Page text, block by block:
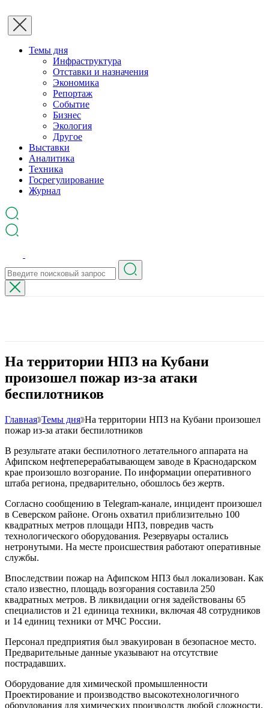
Темы дня
Инфраструктура
Отставки и назначения
Экономика
Репортаж
Событие
Бизнес
Экология
Другое
Выставки
Аналитика
Техника
Госрегулирование
Журнал
На территории НПЗ на Кубани
произошел пожар из-за атаки
беспилотников
Главная Темы дня На территории НПЗ на Кубани произошел
пожар из-за атаки беспилотников
В результате атаки беспилотного летательного аппарата на
Афипском нефтеперерабатывающем заводе в Краснодарском
крае произошло возгорание. По информации оперативного
штаба региона, предварительно, обошлось без жертв.
Согласно сообщению в Telegram-канале, инцидент произошел
в Северском районе. Огонь охватил приблизительно 100
квадратных метров площади НПЗ, повредив часть
технологического оборудования. Резервуары остались
нетронутыми. На месте происшествия работают оперативные
службы.
Впоследствии пожар на Афипском НПЗ был локализован. Как
стало известно, площадь возгорания составила 250
квадратных метров. В ликвидации огня задействованы 65
специалистов и 21 единица техники, включая 48 сотрудников
и 14 единиц техники от МЧС России.
Персонал предприятия был эвакуирован в безопасное место.
Предварительные данные указывают на отсутствие
пострадавших.
Оборудование для химической промышленности
Проектирование и производство высокотехнологичного
оборудования для химических производств любой сложности.